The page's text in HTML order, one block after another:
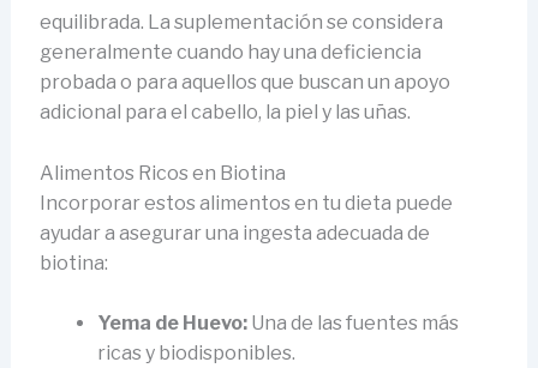
equilibrada. La suplementación se considera
generalmente cuando hay una deficiencia
probada o para aquellos que buscan un apoyo
adicional para el cabello, la piel y las uñas.
Alimentos Ricos en Biotina
Incorporar estos alimentos en tu dieta puede
ayudar a asegurar una ingesta adecuada de
biotina:
Yema de Huevo:Una de las fuentes más
ricas y biodisponibles.